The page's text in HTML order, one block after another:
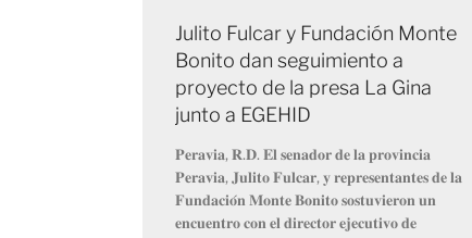
Julito Fulcar y Fundación Monte
Bonito dan seguimiento a
proyecto de la presa La Gina
junto a EGEHID
𝐏𝐞𝐫𝐚𝐯𝐢𝐚, 𝐑.𝐃. 𝐄𝐥 𝐬𝐞𝐧𝐚𝐝𝐨𝐫 𝐝𝐞 𝐥𝐚 𝐩𝐫𝐨𝐯𝐢𝐧𝐜𝐢𝐚
𝐏𝐞𝐫𝐚𝐯𝐢𝐚, 𝐉𝐮𝐥𝐢𝐭𝐨 𝐅𝐮𝐥𝐜𝐚𝐫, 𝐲 𝐫𝐞𝐩𝐫𝐞𝐬𝐞𝐧𝐭𝐚𝐧𝐭𝐞𝐬 𝐝𝐞 𝐥𝐚
𝐅𝐮𝐧𝐝𝐚𝐜𝐢𝐨́𝐧 𝐌𝐨𝐧𝐭𝐞 𝐁𝐨𝐧𝐢𝐭𝐨 𝐬𝐨𝐬𝐭𝐮𝐯𝐢𝐞𝐫𝐨𝐧 𝐮𝐧
𝐞𝐧𝐜𝐮𝐞𝐧𝐭𝐫𝐨 𝐜𝐨𝐧 𝐞𝐥 𝐝𝐢𝐫𝐞𝐜𝐭𝐨𝐫 𝐞𝐣𝐞𝐜𝐮𝐭𝐢𝐯𝐨 𝐝𝐞